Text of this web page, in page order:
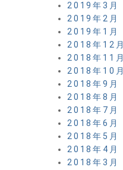
2019年3月
2019年2月
2019年1月
2018年12月
2018年11月
2018年10月
2018年9月
2018年8月
2018年7月
2018年6月
2018年5月
2018年4月
2018年3月